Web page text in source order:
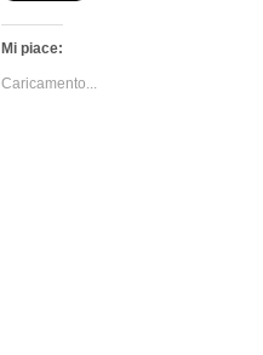
Mi piace:
Caricamento...